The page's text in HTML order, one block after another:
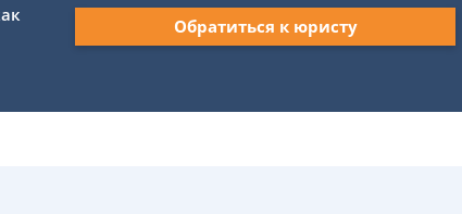
Обратиться к юристу